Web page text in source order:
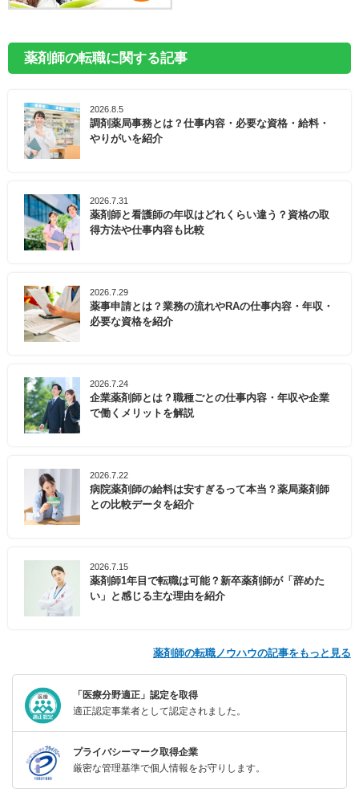
薬剤師の転職に関する記事
2026.8.5
調剤薬局事務とは？仕事内容・必要な資格・給料・
やりがいを紹介
2026.7.31
薬剤師と看護師の年収はどれくらい違う？資格の取
得方法や仕事内容も比較
2026.7.29
薬事申請とは？業務の流れやRAの仕事内容・年収・
必要な資格を紹介
2026.7.24
企業薬剤師とは？職種ごとの仕事内容・年収や企業
で働くメリットを解説
2026.7.22
病院薬剤師の給料は安すぎるって本当？薬局薬剤師
との比較データを紹介
2026.7.15
薬剤師1年目で転職は可能？新卒薬剤師が「辞めた
い」と感じる主な理由を紹介
薬剤師の転職ノウハウの記事をもっと見る
「医療分野適正」認定を取得
適正認定事業者として認定されました。
プライバシーマーク取得企業
厳密な管理基準で個人情報をお守りします。